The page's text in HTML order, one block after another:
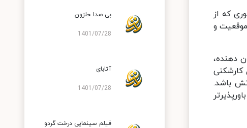
که از
و
دهنده،
باشد.
بی صدا حلزون
1401/07/28
آتابای
1401/07/28
فیلم سینمایی درخت گردو